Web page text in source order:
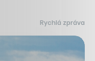
Rychlá zpráva